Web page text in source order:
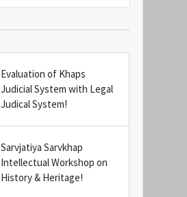
Evaluation of Khaps
Judicial System with Legal
Judical System!
Sarvjatiya Sarvkhap
Intellectual Workshop on
History & Heritage!